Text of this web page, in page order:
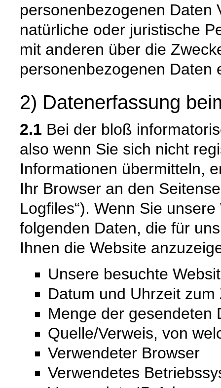
personenbezogenen Daten
natürliche oder juristische
mit anderen über die
personenbezogenen Daten
2) Datenerfassung
2.1 Bei der bloß
also wenn Sie sich nicht
Informationen übermitteln,
Ihr Browser an den
Logfiles“). Wenn Sie
folgenden Daten, die für
Ihnen die Website
Unsere besuchte
Datum und Uhrzeit
Menge der gesendeten
Quelle/Verweis, von
Verwendeter Browser
Verwendetes